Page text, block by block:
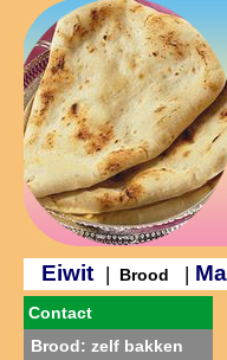
Eiwit | Brood |
Contact
Brood: zelf bakken